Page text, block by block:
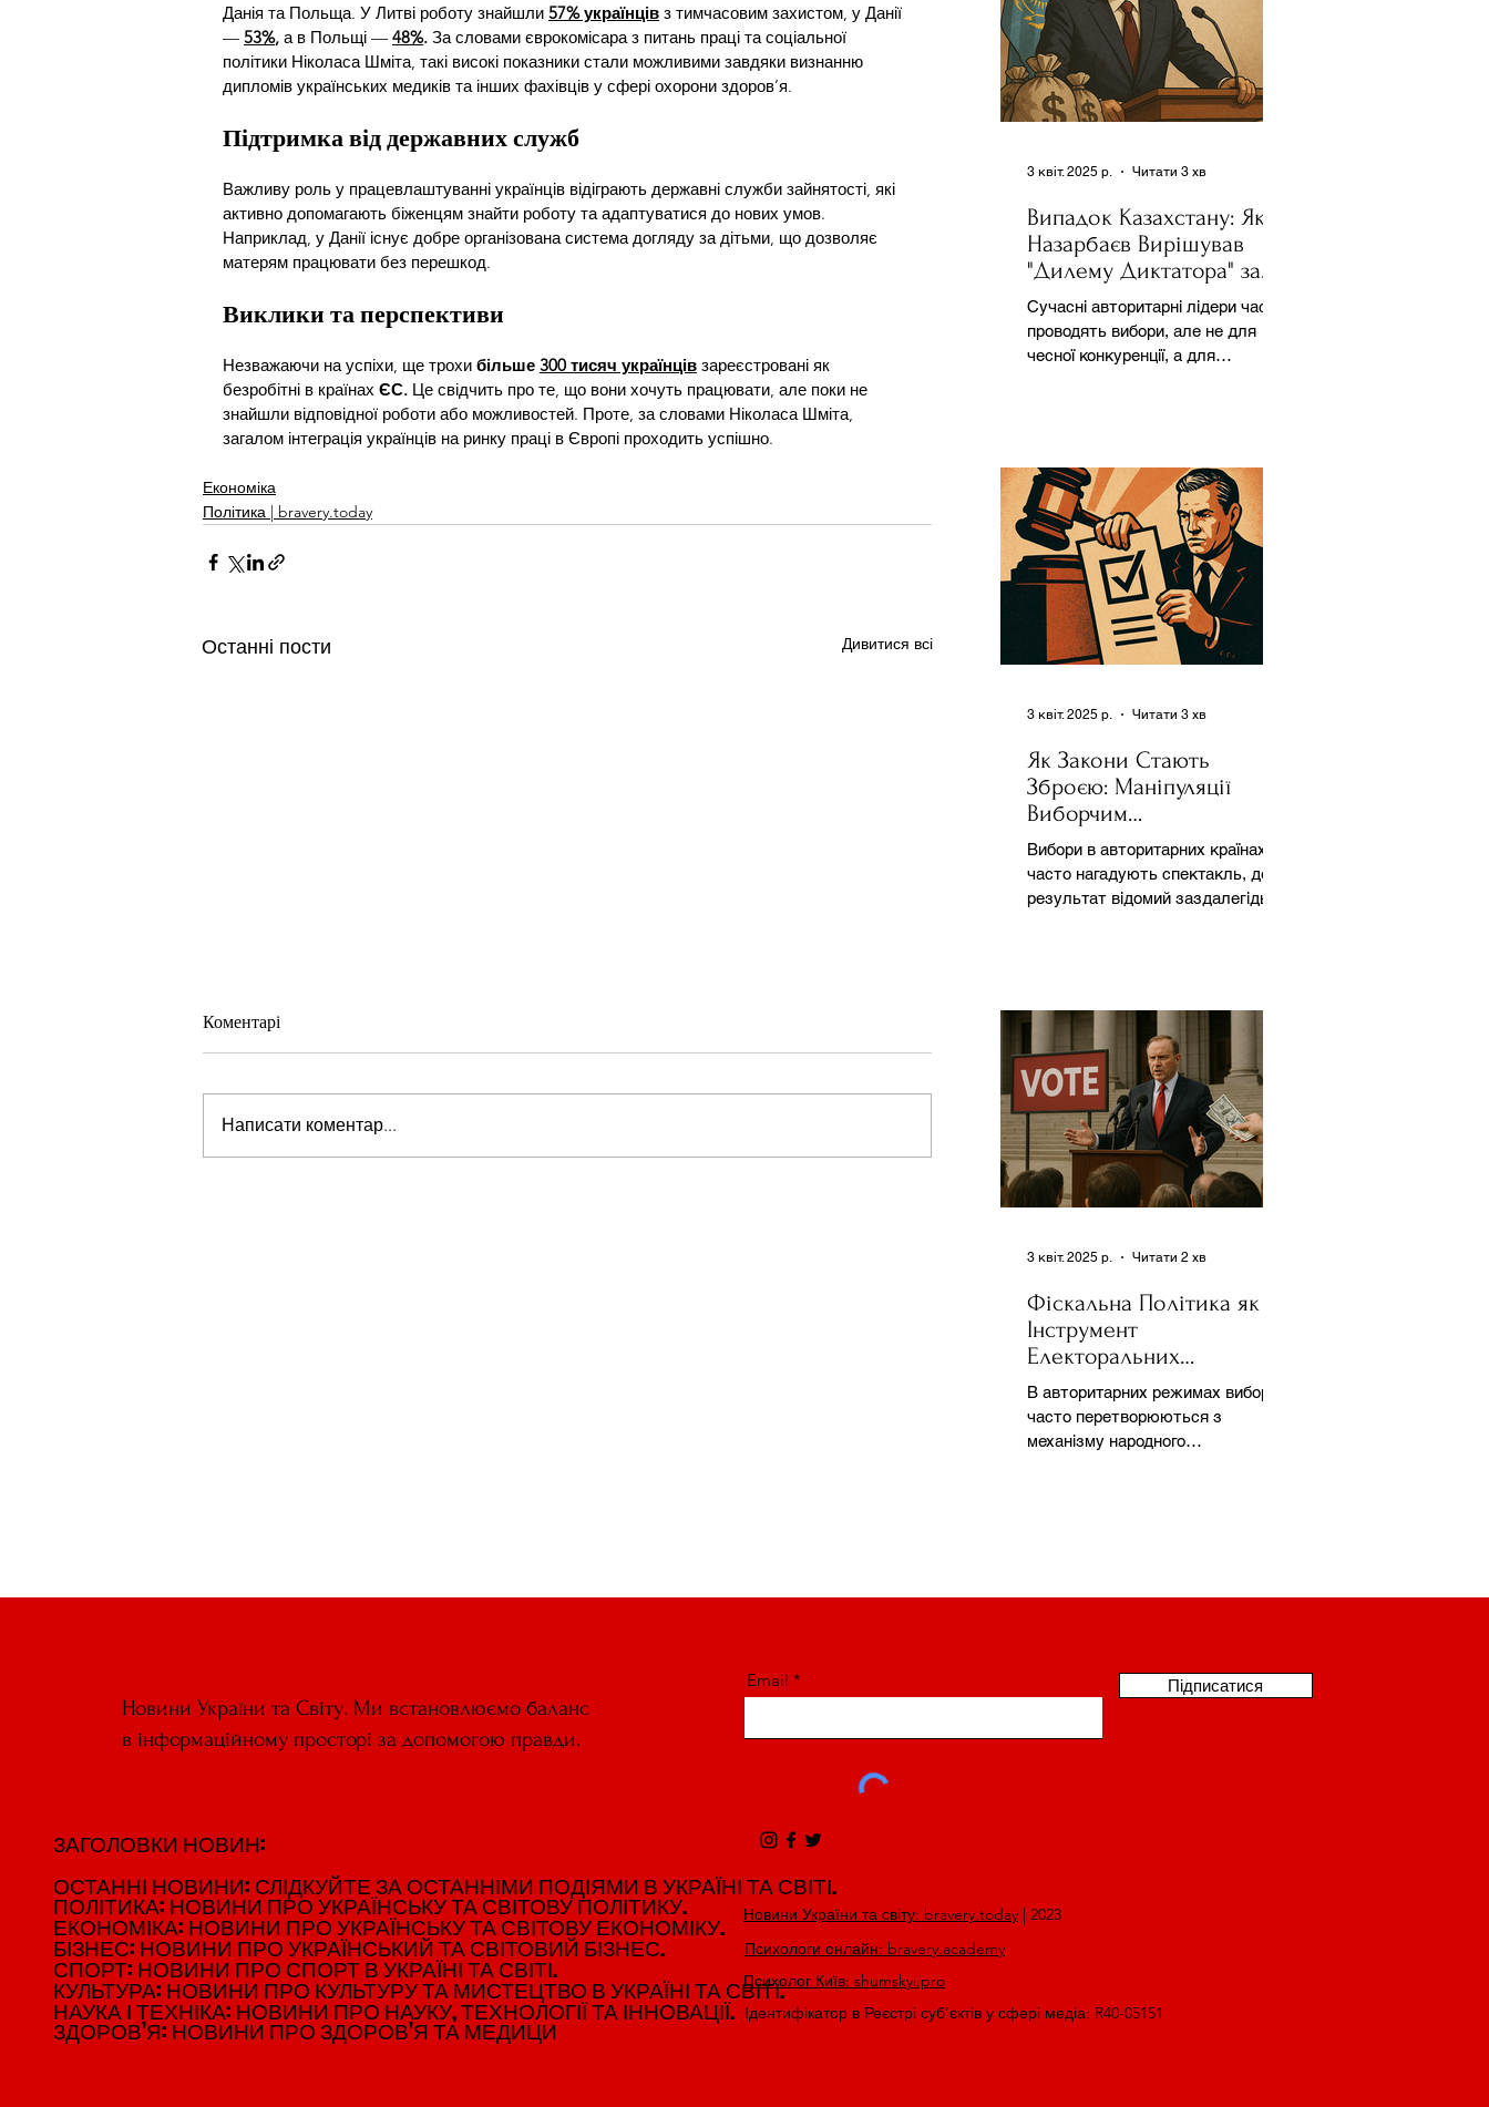
Данія та Польща. У Литві роботу знайшли 57% українців з тимчасовим захистом, у Данії
— 53%, а в Польщі — 48%. За словами єврокомісара з питань праці та соціальної
політики Ніколаса Шміта, такі високі показники стали можливими завдяки визнанню
дипломів українських медиків та інших фахівців у сфері охорони здоров’я.
Підтримка від державних служб
Важливу роль у працевлаштуванні українців відіграють державні служби зайнятості, які
активно допомагають біженцям знайти роботу та адаптуватися до нових умов.
Наприклад, у Данії існує добре організована система догляду за дітьми, що дозволяє
матерям працювати без перешкод.
Виклики та перспективи
Незважаючи на успіхи, ще трохи більше 300 тисяч українців зареєстровані як
безробітні в країнах ЄС. Це свідчить про те, що вони хочуть працювати, але поки не
знайшли відповідної роботи або можливостей. Проте, за словами Ніколаса Шміта,
загалом інтеграція українців на ринку праці в Європі проходить успішно.
Економіка
Політика | bravery.today
Останні пости Дивитися всі
Коментарі
Написати коментар...
Випадок Казахстану: Як
Назарбаєв Вирішував
"Дилему Диктатора" за
Допомогою Ресурсів та
Партії
Сучасні авторитарні лідери часто
проводять вибори, але не для
чесної конкуренції, а для
3 квіт. 2025 р. Читати 3 хв
Як Закони Стають
Зброєю: Маніпуляції
Виборчим
Законодавством в
Автократіях
Вибори в авторитарних країнах
часто нагадують спектакль, де
результат відомий заздалегідь.
3 квіт. 2025 р. Читати 3 хв
Фіскальна Політика як
Інструмент
Електоральних
Маніпуляцій в
Автократіях
В авторитарних режимах вибори
часто перетворюються з
механізму народного
3 квіт. 2025 р. Читати 2 хв
Новини України та Світу. Ми встановлюємо баланс
в інформаційному просторі за допомогою правди.
ЗАГОЛОВКИ НОВИН:
ОСТАННІ НОВИНИ: СЛІДКУЙТЕ ЗА ОСТАННІМИ ПОДІЯМИ В УКРАЇНІ ТА СВІТІ.
ПОЛІТИКА: НОВИНИ ПРО УКРАЇНСЬКУ ТА СВІТОВУ ПОЛІТИКУ.
ЕКОНОМІКА: НОВИНИ ПРО УКРАЇНСЬКУ ТА СВІТОВУ ЕКОНОМІКУ.
БІЗНЕС: НОВИНИ ПРО УКРАЇНСЬКИЙ ТА СВІТОВИЙ БІЗНЕС.
СПОРТ: НОВИНИ ПРО СПОРТ В УКРАЇНІ ТА СВІТІ.
КУЛЬТУРА: НОВИНИ ПРО КУЛЬТУРУ ТА МИСТЕЦТВО В УКРАЇНІ ТА СВІТІ.
НАУКА І ТЕХНІКА: НОВИНИ ПРО НАУКУ, ТЕХНОЛОГІЇ ТА ІННОВАЦІЇ.
ЗДОРОВ'Я: НОВИНИ ПРО ЗДОРОВ'Я ТА МЕДИЦИ
ЗАГОЛОВКИ НОВИН:
ОСТАННІ НОВИНИ: СЛІДКУЙТЕ ЗА ОСТАННІМИ ПОДІЯМИ В УКРАЇНІ ТА СВІТІ.
ПОЛІТИКА: НОВИНИ ПРО УКРАЇНСЬКУ ТА СВІТОВУ ПОЛІТИКУ.
ЕКОНОМІКА: НОВИНИ ПРО УКРАЇНСЬКУ ТА СВІТОВУ ЕКОНОМІКУ.
БІЗНЕС: НОВИНИ ПРО УКРАЇНСЬКИЙ ТА СВІТОВИЙ БІЗНЕС.
СПОРТ: НОВИНИ ПРО СПОРТ В УКРАЇНІ ТА СВІТІ.
КУЛЬТУРА: НОВИНИ ПРО КУЛЬТУРУ ТА МИСТЕЦТВО В УКРАЇНІ ТА СВІТІ.
НАУКА І ТЕХНІКА: НОВИНИ ПРО НАУКУ, ТЕХНОЛОГІЇ ТА ІННОВАЦІЇ.
ЗДОРОВ'Я: НОВИНИ ПРО ЗДОРОВ'Я ТА МЕДИЦИ
Email Підписатися
Новини України та світу: bravery.today| 2023
Психологи онлайн: bravery.academy
Психолог Київ: shumskyi.pro
Ідентифікатор в Реєстрі суб’єктів у сфері медіа: R40-05151